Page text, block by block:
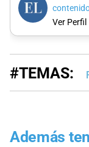
Ver Perfil
#TEMAS:
Además